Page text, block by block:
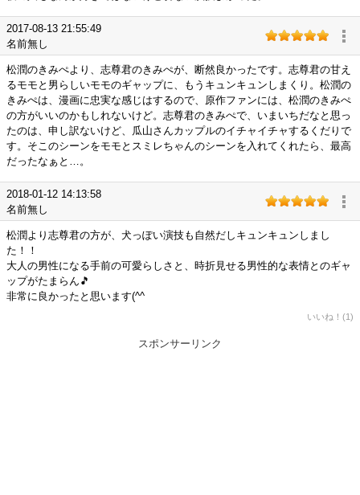
2017-08-13 21:55:49
名前無し
松潤のきみぺより、志尊君のきみぺが、断然良かったです。志尊君の甘え
るモモと男らしいモモのギャップに、もうキュンキュンしまくり。松潤の
きみぺは、漫画に忠実な感じはするので、原作ファンには、松潤のきみぺ
の方がいいのかもしれないけど。志尊君のきみぺで、いまいちだなと思っ
たのは、申し訳ないけど、瓜山さんカップルのイチャイチャするくだりで
す。そこのシーンをモモとスミレちゃんのシーンを入れてくれたら、最高
だったなぁと…。
2018-01-12 14:13:58
名前無し
松潤より志尊君の方が、犬っぽい演技も自然だしキュンキュンしまし
た！！
大人の男性になる手前の可愛らしさと、時折見せる男性的な表情とのギャ
ップがたまらん🎵
非常に良かったと思います(^^ゞ
いいね！(1)
スポンサーリンク